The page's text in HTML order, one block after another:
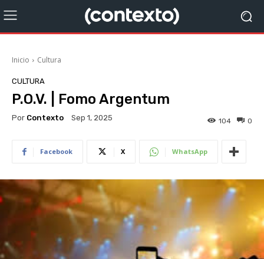
Inicio Cultura
CULTURA
P.O.V. | Fomo Argentum
Por Contexto Sep 1, 2025 0
104
Facebook X WhatsApp